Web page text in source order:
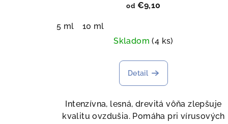
od €9,10
5 ml
10 ml
Skladom(4 ks)
Detail
Intenzívna, lesná, drevitá vôňa zlepšuje
kvalitu ovzdušia. Pomáha pri vírusových